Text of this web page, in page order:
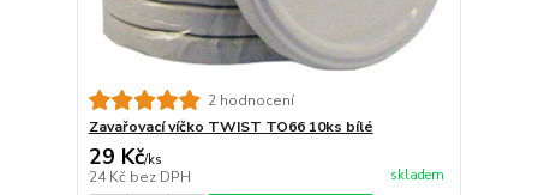
2 hodnocení
Zavařovací víčko TWIST TO66 10ks bílé
29 Kč/ks
24 Kč bez DPH skladem